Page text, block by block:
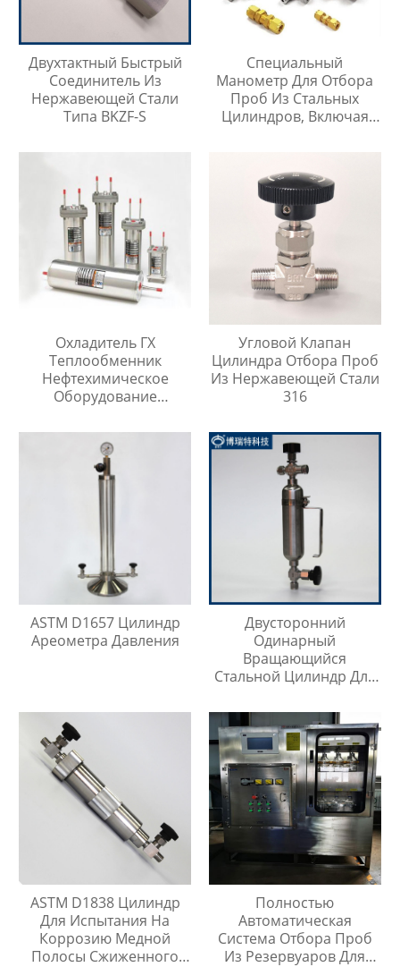
Двухтактный Быстрый
Соединитель Из
Нержавеющей Стали
Типа BKZF-S
Специальный
Манометр Для Отбора
Проб Из Стальных
Цилиндров, Включая
Охладитель ГХ
Теплообменник
Нефтехимическое
Оборудование
Угловой Клапан
Цилиндра Отбора Проб
Из Нержавеющей Стали
316
ASTM D1657 Цилиндр
Ареометра Давления
Двусторонний
Одинарный
Вращающийся
Стальной Цилиндр Для
ASTM D1838 Цилиндр
Для Испытания На
Коррозию Медной
Полосы Сжиженного
Полностью
Автоматическая
Система Отбора Проб
Из Резервуаров Для